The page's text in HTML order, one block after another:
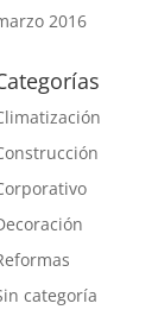
2016
categoría